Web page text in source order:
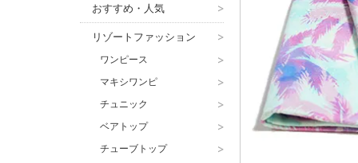
おすすめ・人気 >
リゾートファッション >
ワンピース >
マキシワンピ >
チュニック >
ベアトップ >
チューブトップ >